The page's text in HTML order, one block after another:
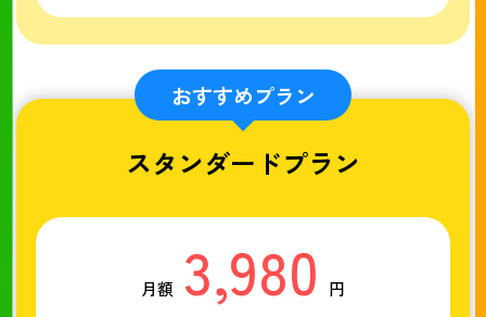
おすすめプラン
スタンダードプラン
月額 3,980 円